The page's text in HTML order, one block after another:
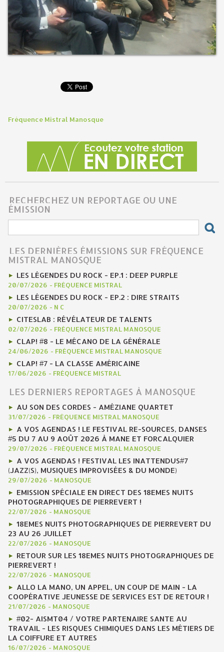
Fréquence Mistral Manosque
RECHERCHEZ UN REPORTAGE OU UNE
ÉMISSION
LES DERNIÈRES ÉMISSIONS SUR FRÉQUENCE
MISTRAL MANOSQUE
LES LÉGENDES DU ROCK - EP.1 : DEEP PURPLE
20/07/2026 - FRÉQUENCE MISTRAL
LES LÉGENDES DU ROCK - EP.2 : DIRE STRAITS
20/07/2026 - N C
CITESLAB : RÉVÉLATEUR DE TALENTS
02/07/2026 - FRÉQUENCE MISTRAL MANOSQUE
CLAP! #8 - LE MÉCANO DE LA GÉNÉRALE
24/06/2026 - FRÉQUENCE MISTRAL MANOSQUE
CLAP! #7 - LA CLASSE AMÉRICAINE
17/06/2026 - FRÉQUENCE MISTRAL
LES DERNIERS REPORTAGES À MANOSQUE
AU SON DES CORDES - AMÉZIANE QUARTET
31/07/2026 - FRÉQUENCE MISTRAL MANOSQUE
A VOS AGENDAS ! LE FESTIVAL RE-SOURCES, DANSES
#5 DU 7 AU 9 AOÛT 2026 À MANE ET FORCALQUIER
29/07/2026 - FRÉQUENCE MISTRAL MANOSQUE
A VOS AGENDAS ! FESTIVAL LES INATTENDUS#7
(JAZZ(S), MUSIQUES IMPROVISÉES & DU MONDE)
29/07/2026 - MANOSQUE
EMISSION SPÉCIALE EN DIRECT DES 18EMES NUITS
PHOTOGRAPHIQUES DE PIERREVERT !
22/07/2026 - MANOSQUE
18EMES NUITS PHOTOGRAPHIQUES DE PIERREVERT DU
23 AU 26 JUILLET
22/07/2026 - MANOSQUE
RETOUR SUR LES 18EMES NUITS PHOTOGRAPHIQUES DE
PIERREVERT !
22/07/2026 - MANOSQUE
ALLO LA MANO, UN APPEL, UN COUP DE MAIN - LA
COOPÉRATIVE JEUNESSE DE SERVICES EST DE RETOUR !
21/07/2026 - MANOSQUE
#02- AISMT04 / VOTRE PARTENAIRE SANTE AU
TRAVAIL - LES RISQUES CHIMIQUES DANS LES MÉTIERS DE
LA COIFFURE ET AUTRES
16/07/2026 - MANOSQUE